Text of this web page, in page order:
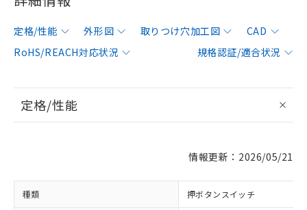
定格/性能 外形図 取りつけ穴加工図
CAD
RoHS/REACH対応状況
規格認証/適合状況
定格/性能
情報更新：2026/05/21
種類 押ボタンスイッチ